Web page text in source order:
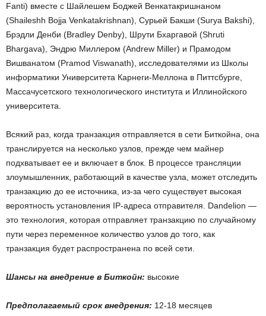
Fanti) вместе с Шайлешем Боджей Венкатакришнаном
(Shaileshh Bojja Venkatakrishnan), Сурьей Бакши (Surya Bakshi),
Брэдли Денби (Bradley Denby), Шрути Бхаргавой (Shruti
Bhargava), Эндрю Миллером (Andrew Miller) и Прамодом
Вишванатом (Pramod Viswanath), исследователями из Школы
информатики Университета Карнеги-Меллона в Питтсбурге,
Массачусетского технологического института и Иллинойского
университета.
Всякий раз, когда транзакция отправляется в сети Биткойна, она
транслируется на несколько узлов, прежде чем майнер
подхватывает ее и включает в блок. В процессе трансляции
злоумышленник, работающий в качестве узла, может отследить
транзакцию до ее источника, из-за чего существует высокая
вероятность установления IP-адреса отправителя. Dandelion —
это технология, которая отправляет транзакцию по случайному
пути через переменное количество узлов до того, как
транзакция будет распространена по всей сети.
Шансы на внедрение в Биткойн: высокие
Предполагаемый срок внедрения: 12-18 месяцев